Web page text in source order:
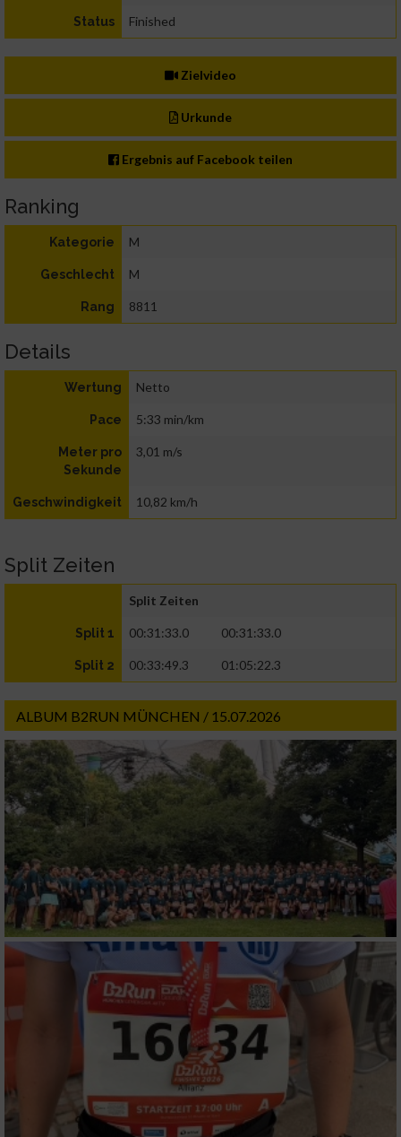
Status Finished
Zielvideo
Urkunde
Ergebnis auf Facebook teilen
Ranking
Kategorie M
Geschlecht M
Rang 8811
Details
Wertung Netto
Pace 5:33 min/km
Meter pro
Sekunde
3,01 m/s
Geschwindigkeit 10,82 km/h
Split Zeiten
Split Zeiten
Split 1 00:31:33.0 00:31:33.0
Split 2 00:33:49.3 01:05:22.3
ALBUM B2RUN MÜNCHEN / 15.07.2026